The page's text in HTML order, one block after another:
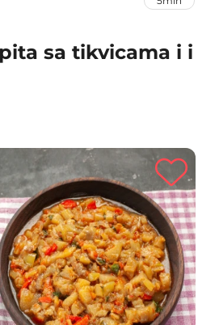
sa tikvicama i i